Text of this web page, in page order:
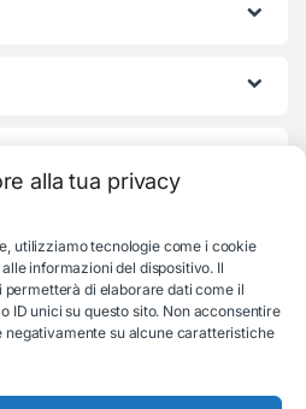
alla tua privacy
utilizziamo tecnologie come i cookie
informazioni del dispositivo. Il
di elaborare dati come il
ID unici su questo sito. Non acconsentire
negativamente su alcune caratteristiche